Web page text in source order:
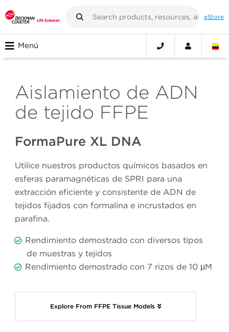
eStore
Menú
Aislamiento de ADN
de tejido FFPE
FormaPure XL DNA
Utilice nuestros productos químicos basados en
esferas paramagnéticas de SPRI para una
extracción eficiente y consistente de ADN de
tejidos fijados con formalina e incrustados en
parafina.
Rendimiento demostrado con diversos tipos
de muestras y tejidos
Rendimiento demostrado con 7 rizos de 10 μM
Explore From FFPE Tissue Models